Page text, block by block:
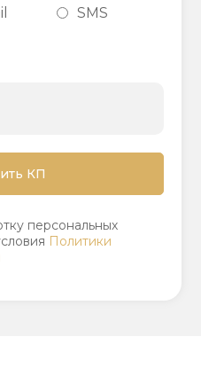
SMS
персональных
Политики